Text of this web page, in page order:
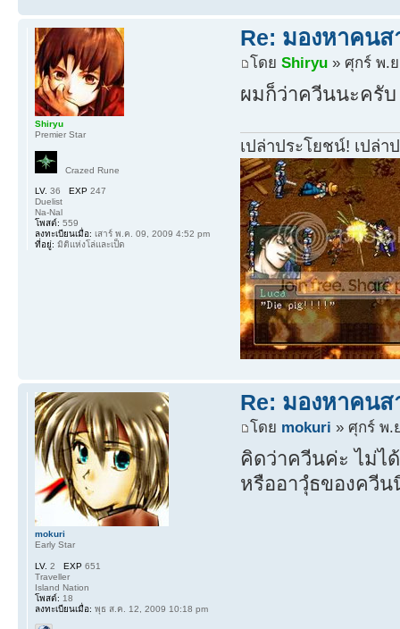
Re: มองหาคน
โดยShiryu » ศุกร์ พ.ย
ผมก็ว่าควีนนะครั
เปล่าประโยชน์! เปล่า
Shiryu
Premier Star
Crazed Rune
LV. 36 EXP 247
Duelist
Na-Nal
โพสต์: 559
ลงทะเบียนเมื่อ: เสาร์ พ.ค. 09, 2009 4:52 pm
ที่อยู่: มิติแห่งโล่และเป็ด
Re: มองหาคน
โดย mokuri » ศุกร์ พ.
คิดว่าควีนค่ะ ไม่ไ
หรืออาวุํธของควีน
mokuri
Early Star
LV. 2 EXP 651
Traveller
Island Nation
โพสต์: 18
ลงทะเบียนเมื่อ: พุธ ส.ค. 12, 2009 10:18 pm